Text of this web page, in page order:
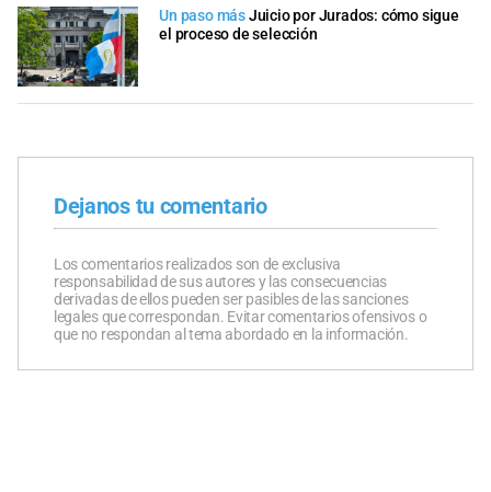
Un paso másJuicio por Jurados: cómo sigue
el proceso de selección
Dejanos tu comentario
Los comentarios realizados son de exclusiva
responsabilidad de sus autores y las consecuencias
derivadas de ellos pueden ser pasibles de las sanciones
legales que correspondan. Evitar comentarios ofensivos o
que no respondan al tema abordado en la información.